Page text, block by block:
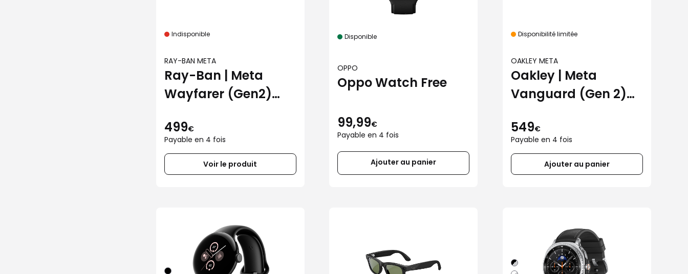
Indisponible
RAY-BAN META
Ray-Ban | Meta
Wayfarer (Gen2)
verres transitions
499€
Payable en 4 fois
Voir le produit
Disponible
OPPO
Oppo Watch Free
99,99€
Payable en 4 fois
Ajouter au panier
Disponibilité limitée
OAKLEY META
Oakley | Meta
Vanguard (Gen 2)
Prizm™ 24K
549€
Payable en 4 fois
Ajouter au panier